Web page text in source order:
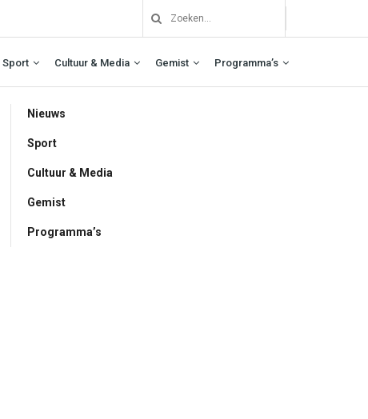
Sport Cultuur & Media Gemist Programma’s
Nieuws
Sport
Cultuur & Media
Gemist
Programma’s